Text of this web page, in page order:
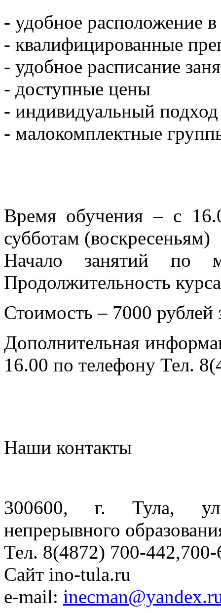
- удобное расположение
- квалифицированные
- удобное расписание
- доступные цены
- индивидуальный подход
- малокомплектные
Время обучения – с
субботам (воскресеньям)
Начало занятий по
Продолжительность
Стоимость – 7000 рублей
Дополнительная
16.00 по телефону Тел.
Наши контакты
300600, г. Тула,
непрерывного
Тел. 8(4872) 700-
Сайт ino-tula.ru
e-mail: